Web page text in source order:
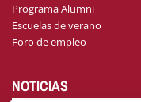
Programa Alumni
Escuelas de verano
Foro de empleo
NOTICIAS